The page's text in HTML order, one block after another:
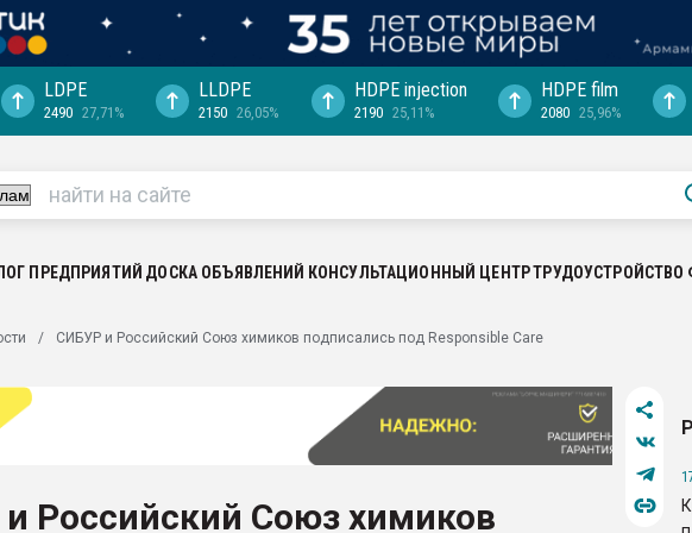
выходит на
рынке
LDPE
2490 27,71%
LLDPE
2150 26,05%
HDPE injection
2190 25,11%
HDPE film
2080 25,96%
ПРЕДПРИЯТИЙ ДОСКА ОБЪЯВЛЕНИЙ КОНСУЛЬТАЦИОННЫЙ ЦЕНТРТРУДОУСТРОЙСТВО
СИБУР и Российский Союз химиков подписались под Responsible Care
Российский Союз химиков